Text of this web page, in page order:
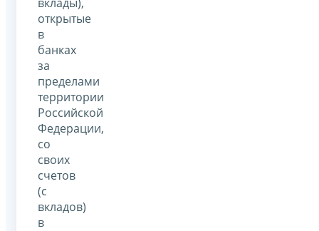
открытые
в
банках
за
пределами
территории
Российской
Федерации,
со
своих
счетов
(с
вкладов)
в